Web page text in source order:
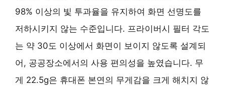
98% 이상의 빛 투과율을 유지하여 화면 선명도를
저하시키지 않는 수준입니다. 프라이버시 필터 각도
는 약 30도 이상에서 화면이 보이지 않도록 설계되
어, 공공장소에서의 사용 편의성을 높였습니다. 무
게 22.5g은 휴대폰 본연의 무게감을 크게 해치지 않